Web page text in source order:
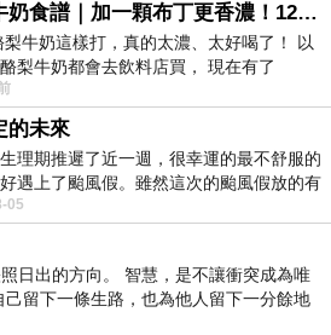
行事，
中夢，忘身外身
是
，已拜台
酪梨牛奶食譜｜加一顆布丁更香濃！120秒完成飲料店級酪梨奶昔｜imami 旗艦豆漿機
梨牛奶這樣打，真的太濃、太好喝了！ 以
梨牛奶都會去飲料店買， 現在有了
康煮藝｜旗艦破壁智慧養生豆漿機，
的未來
理期推遲了近一週，很幸運的最不舒服的
遇上了颱風假。雖然這次的颱風假放的有
為風雨不大，但這也是最想要的
05
日出的方向。 智慧，是不讓衝突成為唯
留下一條生路，也為他人留下一分餘地